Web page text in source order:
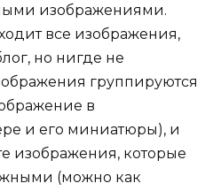
изображениями.
все изображения,
но нигде не
группируются
в
и его миниатюры), и
изображения, которые
(можно как